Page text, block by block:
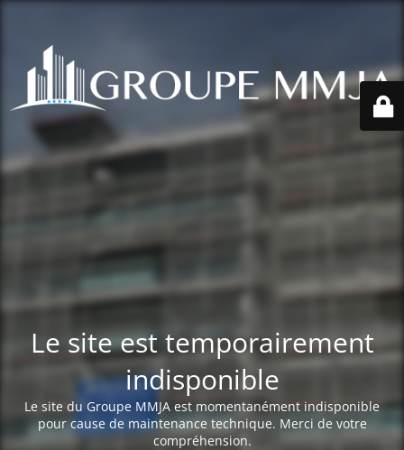
Le site est temporairement
indisponible
Le site du Groupe MMJA est momentanément indisponible
pour cause de maintenance technique. Merci de votre
compréhension.